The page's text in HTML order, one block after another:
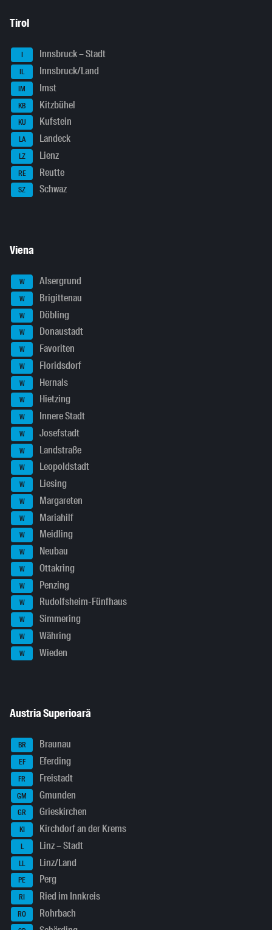
Tirol
I Innsbruck – Stadt
IL Innsbruck/Land
IM Imst
KB Kitzbühel
KU Kufstein
LA Landeck
LZ Lienz
RE Reutte
SZ Schwaz
Viena
W Alsergrund
W Brigittenau
W Döbling
W Donaustadt
W Favoriten
W Floridsdorf
W Hernals
W Hietzing
W Innere Stadt
W Josefstadt
W Landstraße
W Leopoldstadt
W Liesing
W Margareten
W Mariahilf
W Meidling
W Neubau
W Ottakring
W Penzing
W Rudolfsheim-Fünfhaus
W Simmering
W Währing
W Wieden
Austria Superioară
BR Braunau
EF Eferding
FR Freistadt
GM Gmunden
GR Grieskirchen
KI Kirchdorf an der Krems
L Linz – Stadt
LL Linz/Land
PE Perg
RI Ried im Innkreis
RO Rohrbach